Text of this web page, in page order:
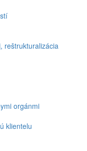
reštrukturalizácia
orgánmi
klientelu